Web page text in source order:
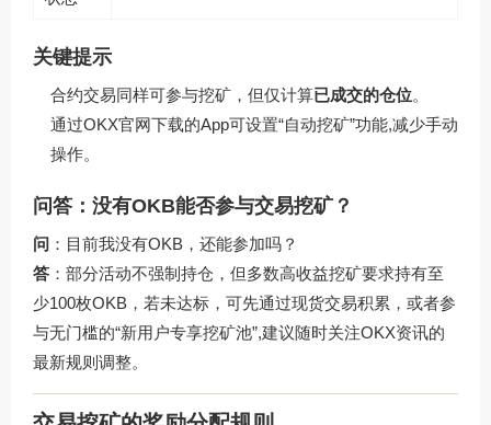
关键提示
合约交易同样可参与挖矿，但仅计算已成交的仓位。
通过OKX官网下载的App可设置“自动挖矿”功能,减少手动
操作。
问答：没有OKB能否参与交易挖矿？
问 ：目前我没有OKB，还能参加吗？
答 ：部分活动不强制持仓，但多数高收益挖矿要求持有至
少100枚OKB，若未达标，可先通过现货交易积累，或者参
与无门槛的“新用户专享挖矿池”,建议随时关注OKX资讯的
最新规则调整。